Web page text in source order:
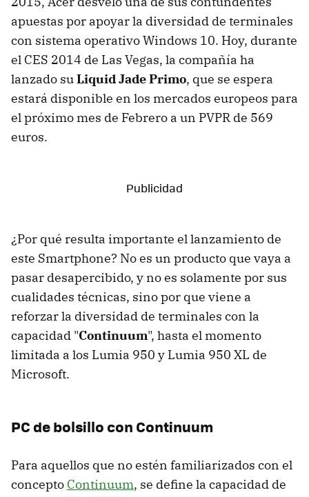
apuestas por apoyar la diversidad de terminales
con sistema operativo Windows 10. Hoy, durante
el CES 2014 de Las Vegas, la compañía ha
lanzado suLiquid Jade Primo, que se espera
estará disponible en los mercados europeos para
el próximo mes de Febrero a un PVPR de 569
euros.
¿Por qué resulta importante el lanzamiento de
este Smartphone? No es un producto que vaya a
pasar desapercibido, y no es solamente por sus
cualidades técnicas, sino por que viene a
reforzar la diversidad de terminales con la
capacidad "Continuum", hasta el momento
limitada a los Lumia 950 y Lumia 950 XL de
Microsoft.
PC de bolsillo con Continuum
Para aquellos que no estén familiarizados con el
concepto Continuum, se define la capacidad de